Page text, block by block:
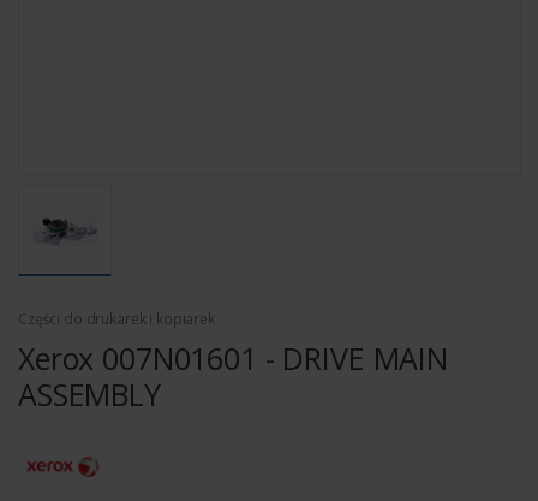
Części do drukarek i kopiarek
Xerox 007N01601 - DRIVE MAIN
ASSEMBLY